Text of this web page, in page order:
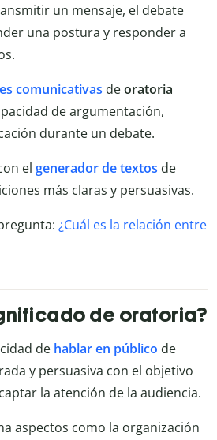
un mensaje, el debate
una postura y responder a
comunicativas deoratoria
de argumentación,
durante un debate.
el generador de textos de
más claras y persuasivas.
¿Cuál es la relación entre
de oratoria?
de hablar en público de
y persuasiva con el objetivo
la atención de la audiencia.
aspectos como la organización